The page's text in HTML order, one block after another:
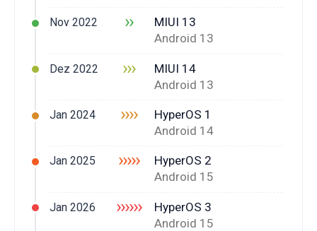
Nov 2022 ››
MIUI 13
Android 13
Dez 2022 ›››
MIUI 14
Android 13
Jan 2024 ››››
HyperOS 1
Android 14
Jan 2025 ›››››
HyperOS 2
Android 15
Jan 2026 ››››››
HyperOS 3
Android 15